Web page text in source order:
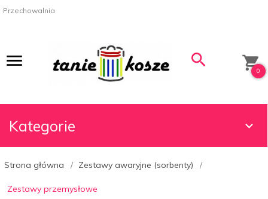
Przechowalnia
0
Kategorie
Strona główna Zestawy awaryjne (sorbenty)
Zestawy przemysłowe